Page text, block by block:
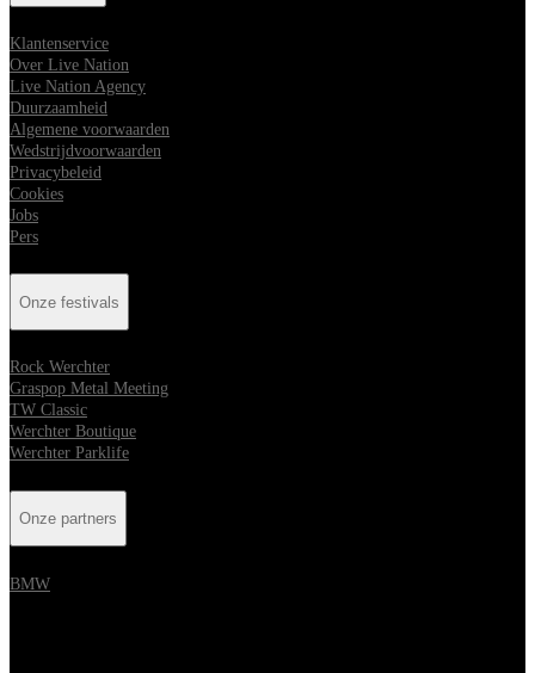
Klantenservice
Over Live Nation
Live Nation Agency
Duurzaamheid
Algemene voorwaarden
Wedstrijdvoorwaarden
Privacybeleid
Cookies
Jobs
Pers
Onze festivals
Rock Werchter
Graspop Metal Meeting
TW Classic
Werchter Boutique
Werchter Parklife
Onze partners
BMW